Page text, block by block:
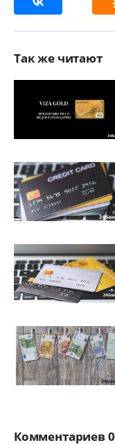
Так же читают
Комментариев 0